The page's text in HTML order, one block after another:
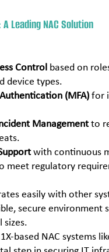
Leading NAC Solution
Control based on
device types.
(MFA) for
Managementto
with continuous
meet regulatory
easily with other
secure environment
sizes.
based NAC systems